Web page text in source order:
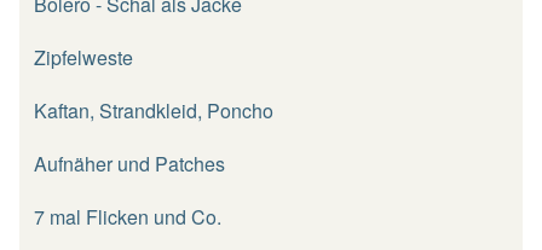
Zipfelweste
Kaftan, Strandkleid, Poncho
Aufnäher und Patches
7 mal Flicken und Co.